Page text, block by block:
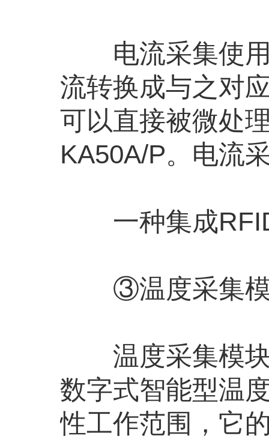
电流采集使用
流转换成与之对
可以直接被微处
KA50A/P。电流
一种集成RFID
③温度采集
温度采集模块
数字式智能型温
性工作范围，它